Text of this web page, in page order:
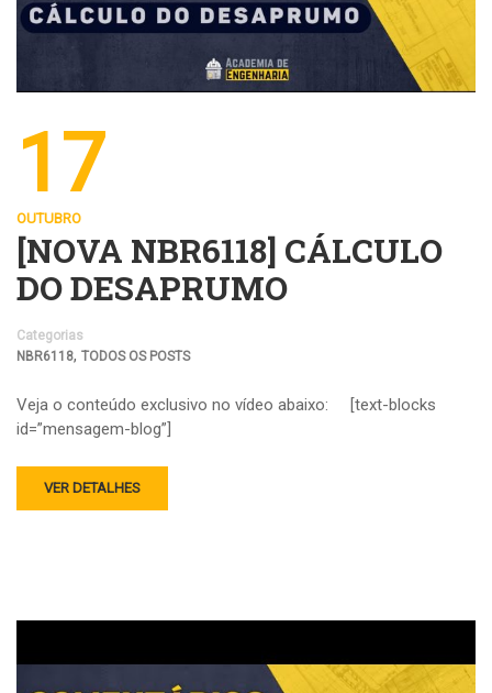
17
OUTUBRO
[NOVA NBR6118] CÁLCULO
DO DESAPRUMO
Categorias
NBR6118, TODOS OS POSTS
Veja o conteúdo exclusivo no vídeo abaixo: [text-blocks
id=”mensagem-blog”]
VER DETALHES